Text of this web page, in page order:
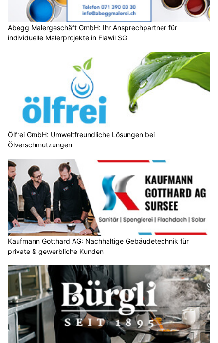
Abegg Malergeschäft GmbH: Ihr Ansprechpartner für
individuelle Malerprojekte in Flawil SG
Ölfrei GmbH: Umweltfreundliche Lösungen bei
Ölverschmutzungen
Kaufmann Gotthard AG: Nachhaltige Gebäudetechnik für
private & gewerbliche Kunden